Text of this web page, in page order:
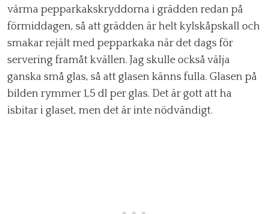
värma pepparkakskryddorna i grädden redan på
förmiddagen, så att grädden är helt kylskåpskall och
smakar rejält med pepparkaka när det dags för
servering framåt kvällen. Jag skulle också välja
ganska små glas, så att glasen känns fulla. Glasen på
bilden rymmer 1,5 dl per glas. Det är gott att ha
isbitar i glaset, men det är inte nödvändigt.